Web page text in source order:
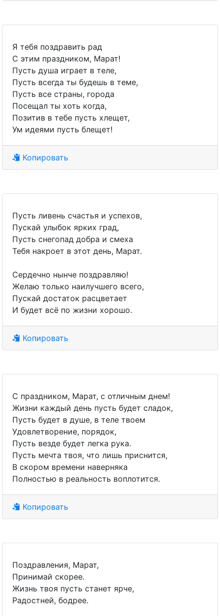
Я тебя поздравить рад
С этим праздником, Марат!
Пусть душа играет в теле,
Пусть всегда ты будешь в теме,
Пусть все страны, города
Посещал ты хоть когда,
Позитив в тебе пусть хлещет,
Ум идеями пусть блещет!
Копировать
Пусть ливень счастья и успехов,
Пускай улыбок ярких град,
Пусть снегопад добра и смеха
Тебя накроет в этот день, Марат.
Сердечно нынче поздравляю!
Желаю только наилучшего всего,
Пускай достаток расцветает
И будет всё по жизни хорошо.
Копировать
С праздником, Марат, с отличным днем!
Жизни каждый день пусть будет сладок,
Пусть будет в душе, в теле твоем
Удовлетворение, порядок,
Пусть везде будет легка рука.
Пусть мечта твоя, что лишь приснится,
В скором времени наверняка
Полностью в реальность воплотится.
Копировать
Поздравления, Марат,
Принимай скорее.
Жизнь твоя пусть станет ярче,
Радостней, бодрее.